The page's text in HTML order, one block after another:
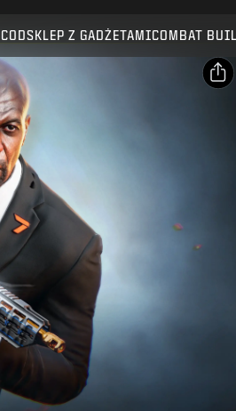
SKLEP Z GADŻETAMICOMBAT
WYŚLIJ
ZAKUP
ANULUJ
chwili usunąć daną zawartość
na inną.